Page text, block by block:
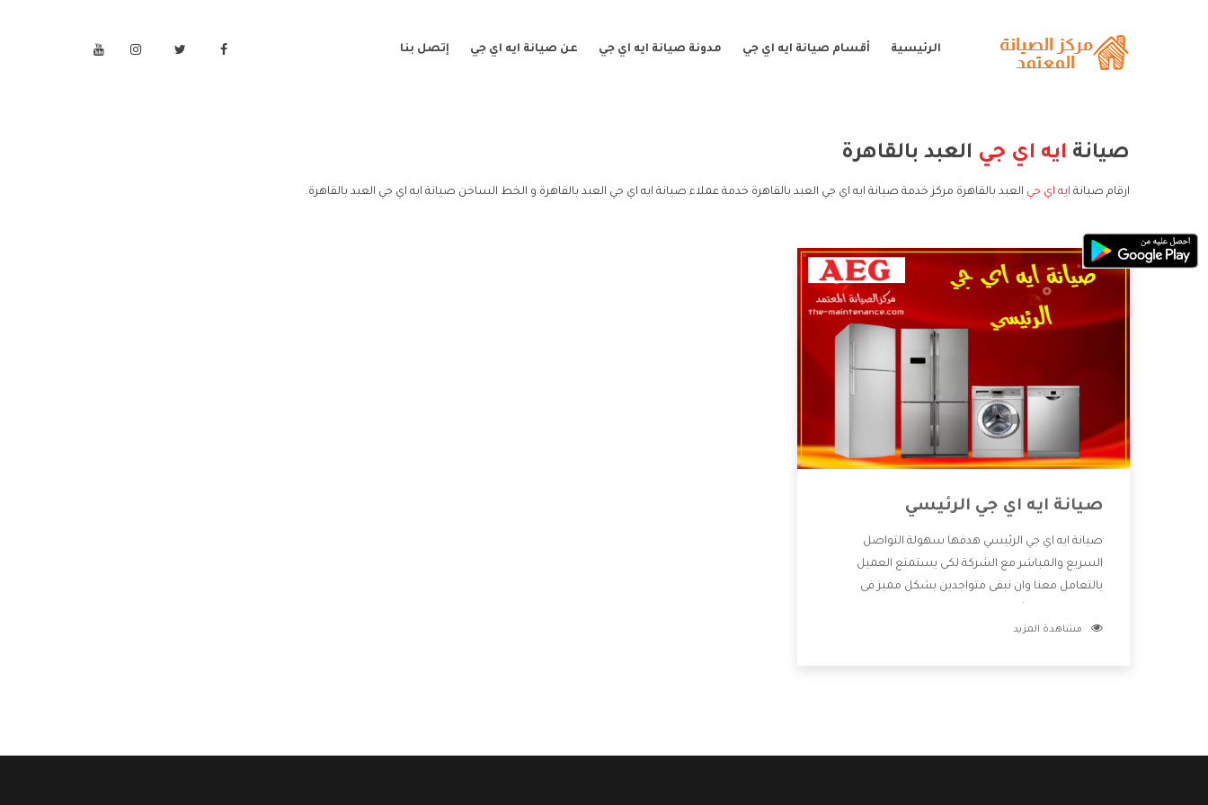
الرئيسية أقسام صيانة ايه اي جي مدونة صيانة ايه اي جي عن صيانة ايه اي جي إتصل بنا
صيانة ايه اي جي العبد بالقاهرة
ارقام صيانة ايه اي جي العبد بالقاهرة مركز خدمة صيانة ايه اي جي العبد بالقاهرة خدمة عملاء صيانة ايه اي جي العبد بالقاهرة و الخط الساخن صيانة ايه اي جي العبد بالقاهرة.
صيانة ايه اي جي الرئيسي
صيانة ايه اي جي الرئيسي هدفها سهولة التواصل
السريع والمباشر مع الشركة لكى يستمتع العميل
بالتعامل معنا وان نبقى متواجدين بشكل مميز فى
للعميل وان يستمتع بالخدمات التى تنفرد الشركة بها
مشاهدة المزيد